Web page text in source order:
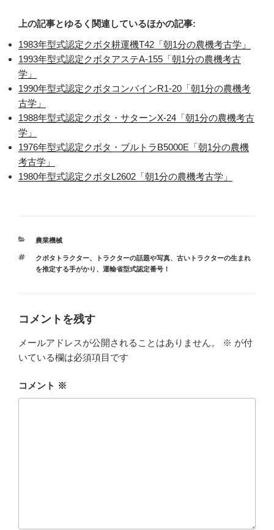
上の記事とゆるく関連しているほかの記事:
1983年型式認定クボタ耕運機T42「朝1分の農機考古学」
1993年型式認定クボタアステA-155「朝1分の農機考古
学」
1990年型式認定クボタコンバインR1-20「朝1分の農機考
古学」
1988年型式認定クボタ・サターンX-24「朝1分の農機考古
学」
1976年型式認定クボタ・ブルトラB5000E「朝1分の農機
考古学」
1980年型式認定クボタL2602「朝1分の農機考古学」
カ
ゴ
リ
農業機械
タ
グ
クボタトラクター、 トラクターの話題や写真、 古いトラクターの生まれ
を推定する手がかり、運輸省型式認定番号！
コメントを残す
メールアドレスが公開されることはありません。 ※ が付
いている欄は必須項目です
コメント ※